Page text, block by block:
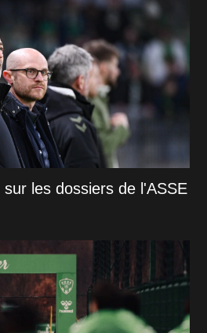
les dossiers de l'ASSE